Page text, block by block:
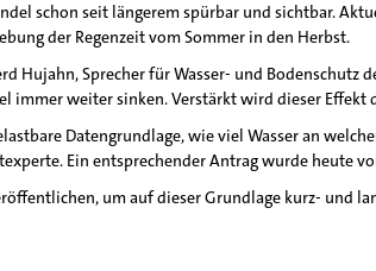
schon seit längerem spürbar und sichtbar.
der Regenzeit vom Sommer in den Herbst.
Sprecher für Wasser- und Bodenschutz
weiter sinken. Verstärkt wird dieser Effekt
Datengrundlage, wie viel Wasser an
Ein entsprechender Antrag wurde heute
um auf dieser Grundlage kurz- und